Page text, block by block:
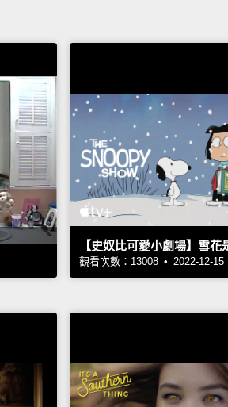
【史奴比可愛小劇場】雪花
觀看次數：13008 • 2022-12-15